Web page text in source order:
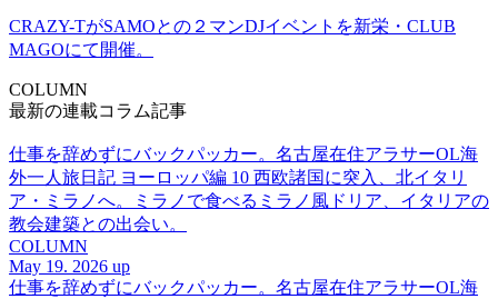
CRAZY-TがSAMOとの２マンDJイベントを新栄・CLUB
MAGOにて開催。
COLUMN
最新の連載コラム記事
仕事を辞めずにバックパッカー。名古屋在住アラサーOL海
外一人旅日記 ヨーロッパ編 10 西欧諸国に突入、北イタリ
ア・ミラノへ。ミラノで食べるミラノ風ドリア、イタリアの
教会建築との出会い。
COLUMN
May 19. 2026 up
仕事を辞めずにバックパッカー。名古屋在住アラサーOL海